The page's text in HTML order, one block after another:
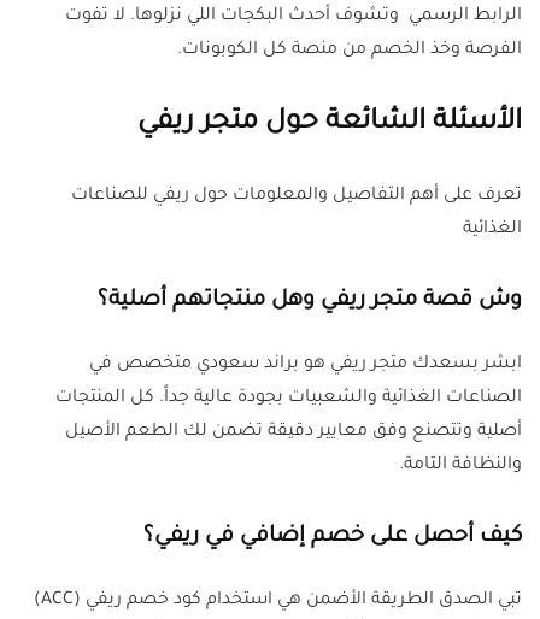
الرابط الرسمي وتشوف أحدث البكجات اللي نزلوها. لا تفوت
الفرصة وخذ الخصم من منصة كل الكوبونات.
الأسئلة الشائعة حول متجر ريفي
تعرف على أهم التفاصيل والمعلومات حول ريفي للصناعات
الغذائية
وش قصة متجر ريفي وهل منتجاتهم أصلية؟
ابشر بسعدك متجر ريفي هو براند سعودي متخصص في
الصناعات الغذائية والشعبيات بجودة عالية جداً. كل المنتجات
أصلية وتتصنع وفق معايير دقيقة تضمن لك الطعم الأصيل
والنظافة التامة.
كيف أحصل على خصم إضافي في ريفي؟
تبي الصدق الطريقة الأضمن هي استخدام كود خصم ريفي (ACC)